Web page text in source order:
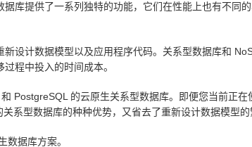
库提供了一系列独特的功能，它们在性能上也有不同
设计数据模型以及应用程序代码。关系型数据库和
程中投入的时间成本。
PostgreSQL 的云原生关系型数据库。即便您当前正
系型数据库的种种优势，又省去了重新设计数据模型的
据库方案。